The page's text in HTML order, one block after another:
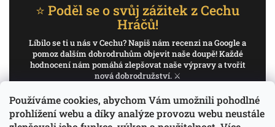
Používáme cookies, abychom Vám umožnili pohodlné
prohlížení webu a díky analýze provozu webu neustále
⭐ Poděl se o svůj zážitek z Cechu
Hráčů!
Líbilo se ti u nás v Cechu? Napiš nám recenzi na Google a
pomoz dalším dobrodruhům objevit naše doupě! Každé
hodnocení nám pomáhá zlepšovat naše výpravy a tvořit
nová dobrodružství. ⚔️
✍️ Napiš recenzi na Google